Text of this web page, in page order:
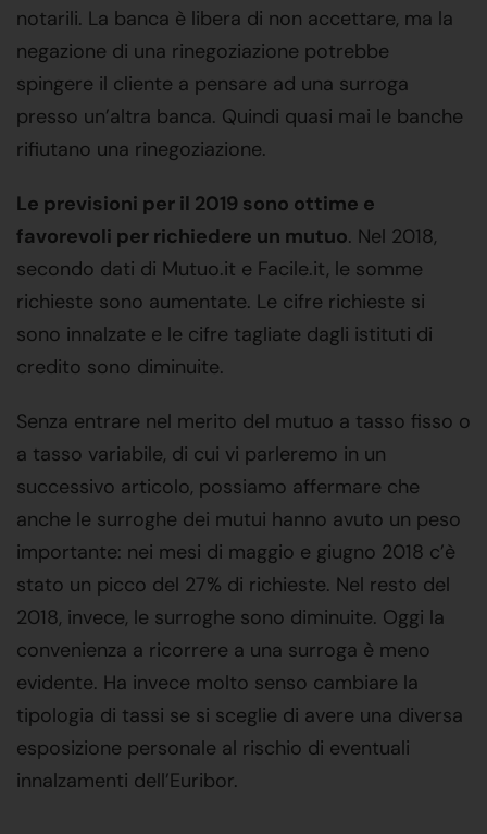
notarili. La banca è libera di non accettare, ma la
negazione di una rinegoziazione potrebbe
spingere il cliente a pensare ad una surroga
presso un’altra banca. Quindi quasi mai le banche
rifiutano una rinegoziazione.
Le previsioni per il 2019 sono ottime e
favorevoli per richiedere un mutuo. Nel 2018,
secondo dati di Mutuo.it e Facile.it, le somme
richieste sono aumentate. Le cifre richieste si
sono innalzate e le cifre tagliate dagli istituti di
credito sono diminuite.
Senza entrare nel merito del mutuo a tasso fisso o
a tasso variabile, di cui vi parleremo in un
successivo articolo, possiamo affermare che
anche le surroghe dei mutui hanno avuto un peso
importante: nei mesi di maggio e giugno 2018 c’è
stato un picco del 27% di richieste. Nel resto del
2018, invece, le surroghe sono diminuite. Oggi la
convenienza a ricorrere a una surroga è meno
evidente. Ha invece molto senso cambiare la
tipologia di tassi se si sceglie di avere una diversa
esposizione personale al rischio di eventuali
innalzamenti dell’Euribor.